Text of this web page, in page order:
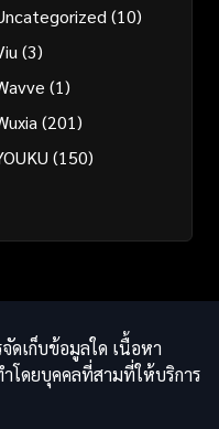
(10)
(3)
(1)
(201)
(150)
ดเก็บข้อมูลใด เนื้อหา
โดยบุคคลที่สามที่ให้บริการ